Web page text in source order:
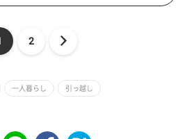
2
一人暮らし 引っ越し